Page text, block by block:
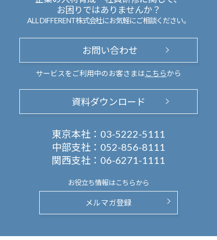
お困りではありませんか？
ALL DIFFERENT株式会社にお気軽にご相談ください。
お問い合わせ
サービスをご利用中のお客さまは こちらから
資料ダウンロード
東京本社： 03-5222-5111
中部支社： 052-856-8111
関西支社： 06-6271-1111
お役立ち情報はこちらから
メルマガ登録